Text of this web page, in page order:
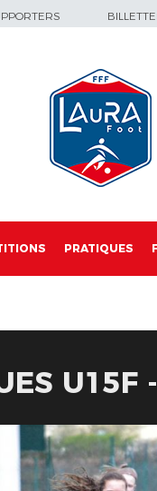
PRATIQUES
U15F